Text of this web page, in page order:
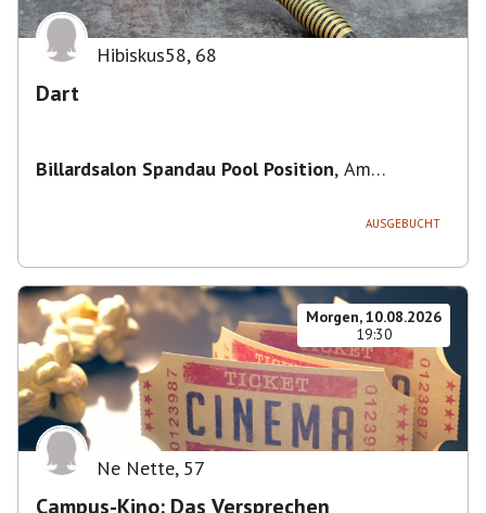
Hibiskus58, 68
Dart
Billardsalon Spandau Pool Position, Am
AUSGEBUCHT
Morgen, 10.08.2026
19:30
Ne Nette, 57
Campus-Kino: Das Versprechen